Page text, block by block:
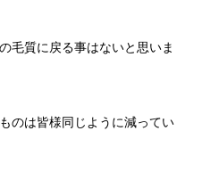
毛質に戻る事はないと思いま
のは皆様同じように減ってい